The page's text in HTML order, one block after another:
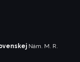
Nám. M. R.